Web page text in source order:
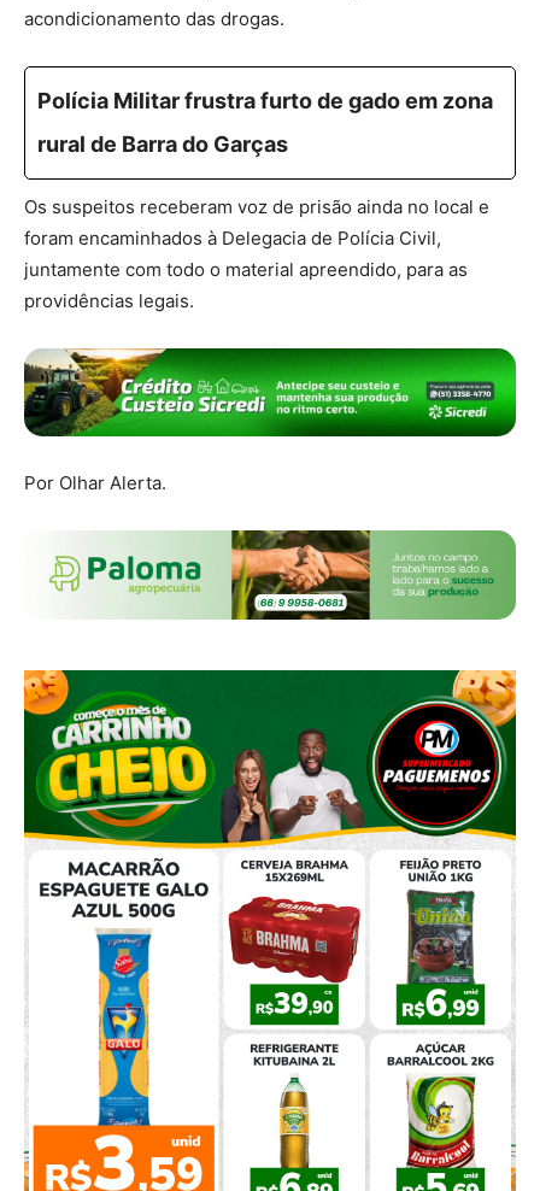
acondicionamento das drogas.
Polícia Militar frustra furto de gado em zona
rural de Barra do Garças
Os suspeitos receberam voz de prisão ainda no local e
foram encaminhados à Delegacia de Polícia Civil,
juntamente com todo o material apreendido, para as
providências legais.
Por Olhar Alerta.